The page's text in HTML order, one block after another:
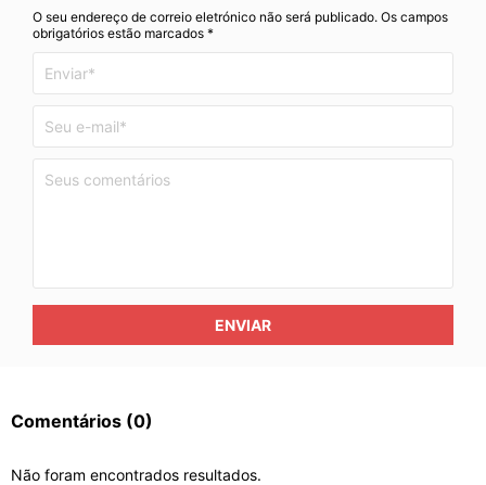
O seu endereço de correio eletrónico não será publicado. Os campos
obrigatórios estão marcados *
ENVIAR
Comentários (0)
Não foram encontrados resultados.